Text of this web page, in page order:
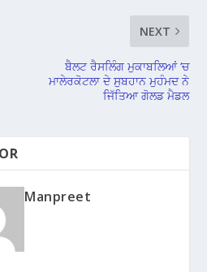
NEXT
ਬੈਲਟ ਰੈਸਲਿੰਗ ਮੁਕਾਬਲਿਆਂ ‘ਚ
ਮਾਲੇਰਕੋਟਲਾ ਦੇ ਸੁਬਹਾਨ ਮੁਹੰਮਦ ਨੇ
ਜਿੱਤਿਆ ਗੋਲਡ ਮੈਡਲ
Manpreet